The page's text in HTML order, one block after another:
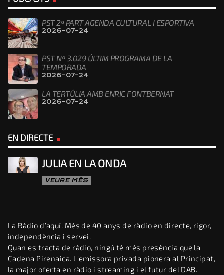
PST 2ª PART AGENDA CULTURAL I ESPORTIVA
2026-07-24
PST Nº 3.029 ÚLTIM PROGRAMA DE LA
TEMPORADA
2026-07-24
LA TERTÚLIA AMB ENRIC FONTBERNAT
2026-07-24
EN DIRECTE
JULIA EN LA ONDA
VEURE MÉS
La Ràdio d’aquí. Més de 40 anys de ràdio en directe, rigor,
independència i servei.
Quan es tracta de ràdio, ningú té més presència que la
Cadena Pirenaica. L’emissora privada pionera al Principat,
la major oferta en ràdio i streaming i el futur del DAB.